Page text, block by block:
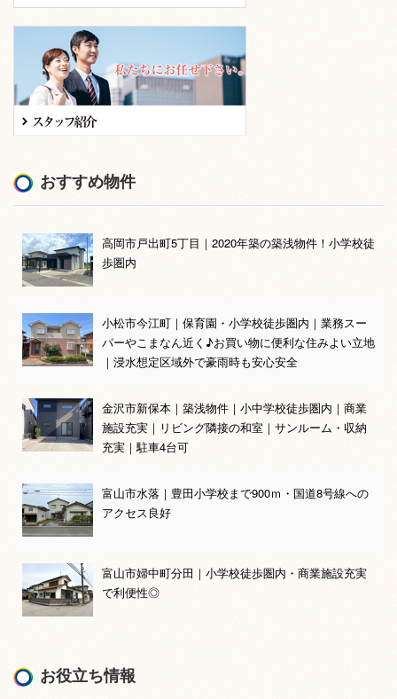
おすすめ物件
高岡市戸出町5丁目｜2020年築の築浅物件！小学校徒
歩圏内
小松市今江町｜保育園・小学校徒歩圏内｜業務スー
パーやこまなん近く♪お買い物に便利な住みよい立地
｜浸水想定区域外で豪雨時も安心安全
金沢市新保本｜築浅物件｜小中学校徒歩圏内｜商業
施設充実｜リビング隣接の和室｜サンルーム・収納
充実｜駐車4台可
富山市水落｜豊田小学校まで900ｍ・国道8号線への
アクセス良好
富山市婦中町分田｜小学校徒歩圏内・商業施設充実
で利便性◎
お役立ち情報